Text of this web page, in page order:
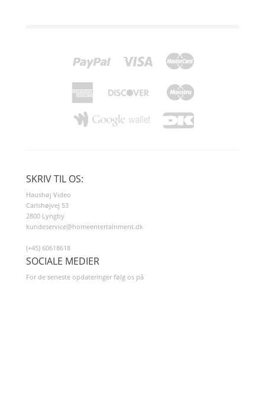
SKRIV TIL OS:
Haushøj Video
Carlshøjvej 53
2800 Lyngby
kundeservice@homeentertainment.dk
(+45) 60618618
SOCIALE MEDIER
For de seneste opdateringer følg os på